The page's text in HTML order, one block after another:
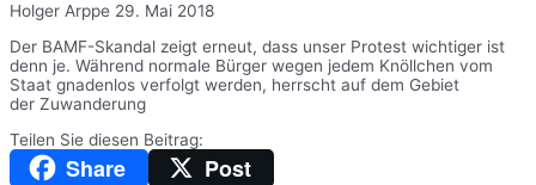
Holger Arppe 29. Mai 2018
Der BAMF-Skandal zeigt erneut, dass unser Protest wichtiger ist
denn je. Während normale Bürger wegen jedem Knöllchen vom
Staat gnadenlos verfolgt werden, herrscht auf dem Gebiet
der Zuwanderung
Teilen Sie diesen Beitrag:
Share Post